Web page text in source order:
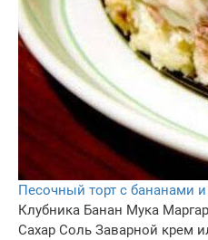
Песочный торт с бананами
Клубника Банан Мука
Сахар Соль Заварной крем